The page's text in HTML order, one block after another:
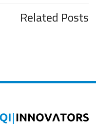
Related Posts